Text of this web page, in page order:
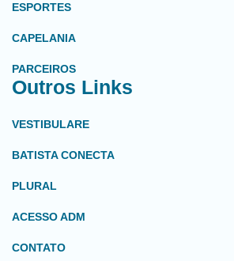
ESPORTES
CAPELANIA
PARCEIROS
Outros Links
VESTIBULARE
BATISTA CONECTA
PLURAL
ACESSO ADM
CONTATO